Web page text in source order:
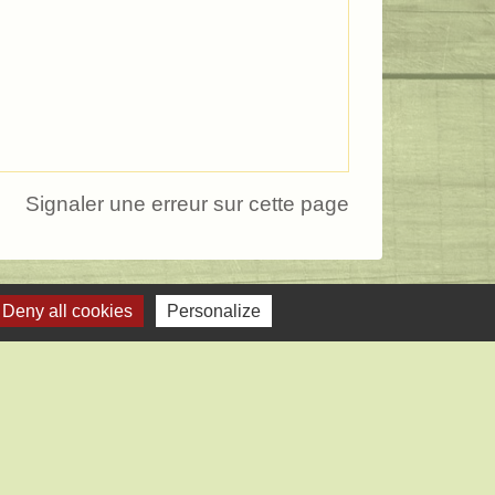
Signaler une erreur sur cette page
Deny all cookies Personalize